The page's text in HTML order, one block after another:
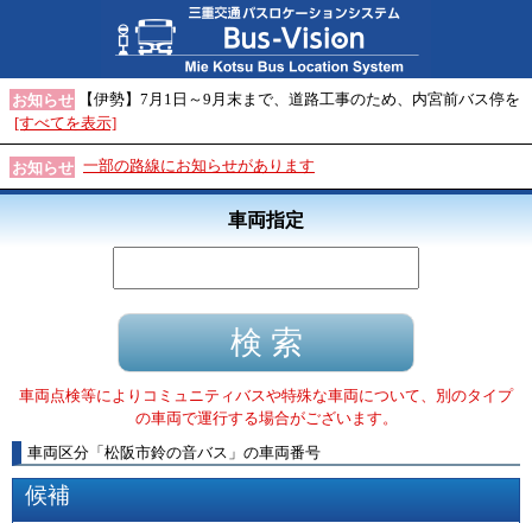
お知らせ
【伊勢】7月1日～9月末まで、道路工事のため、内宮前バス停を
[すべてを表示]
お知らせ 一部の路線にお知らせがあります
車両指定
車両点検等によりコミュニティバスや特殊な車両について、別のタイプ
の車両で運行する場合がございます。
車両区分 「 松阪市鈴の音バス 」 の車両番号
候補